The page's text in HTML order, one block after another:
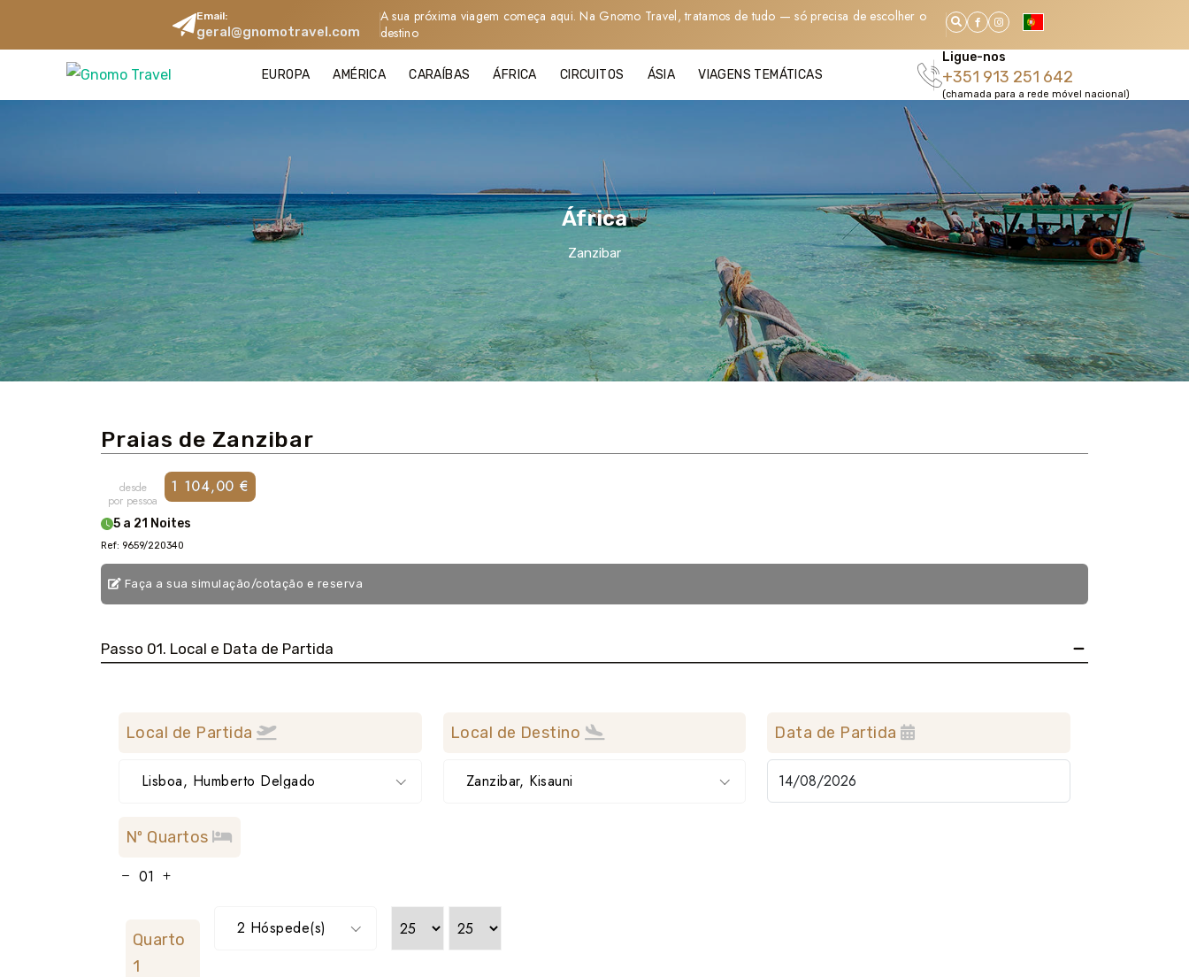
Email:
geral@gnomotravel.com
A sua próxima viagem começa aqui. Na Gnomo Travel, tratamos de tudo — só precisa de escolher o
destino
EUROPA AMÉRICA CARAÍBAS ÁFRICA CIRCUITOS ÁSIA VIAGENS TEMÁTICAS
Ligue-nos
+351 913 251 642
(chamada para a rede móvel nacional)
África
Zanzibar
Praias de Zanzibar
desde
por pessoa
1 104,00 €
5 a 21 Noites
Ref: 9659/220340
Faça a sua simulação/cotação e reserva
Passo 01. Local e Data de Partida
Local de Partida
Lisboa, Humberto Delgado
Local de Destino
Zanzibar, Kisauni
Data de Partida
Nº Quartos
Quarto
1
2 Hóspede(s)